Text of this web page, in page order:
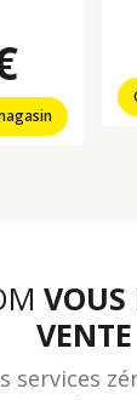
VOUS
services